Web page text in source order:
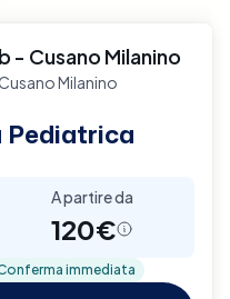
- Cusano Milanino
Milanino
A partire da
120€
immediata